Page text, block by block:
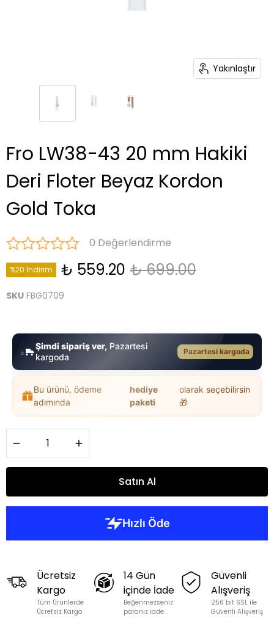
Yakınlaştır
Fro LW38-43 20 mm Hakiki
Deri Floter Beyaz Kordon
Gold Toka
0 Değerlendirme
%20 İndirim ₺ 559.20 ₺ 699.00
SKU FBG0709
Şimdi sipariş ver, Pazartesi
kargoda
Pazartesi kargoda
Bu ürünü, ödeme
adımında
hediye
paketi
olarak seçebilirsin
🎁
Satın Al
Ücretsiz
Kargo
Tüm Ürünlerde
Ücretsiz Kargo
14 Gün
içinde İade
Beğenmezseniz
paranız iade.
Güvenli
Alışveriş
256 bit SSL ile
Güvenli Alışveriş